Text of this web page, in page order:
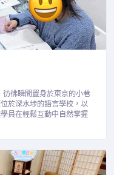
彿瞬間置身於東京的小巷
於深水埗的語言學校，以
員在輕鬆互動中自然掌握